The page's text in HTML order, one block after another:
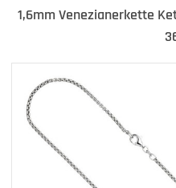
1,6mm Venezianerkette